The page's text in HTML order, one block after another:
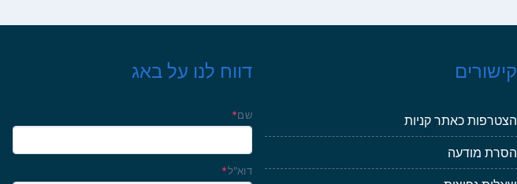
קישורים
הצטרפות כאתר קניות
הסרת מודעה
דווח לנו על באג
שם*
דוא"ל*